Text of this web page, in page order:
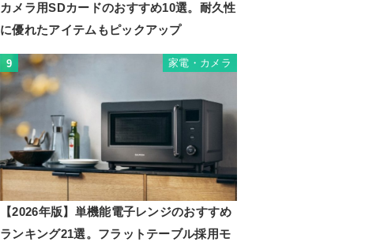
カメラ用SDカードのおすすめ10選。耐久性
に優れたアイテムもピックアップ
9 家電・カメラ
【2026年版】単機能電子レンジのおすすめ
ランキング21選。フラットテーブル採用モ